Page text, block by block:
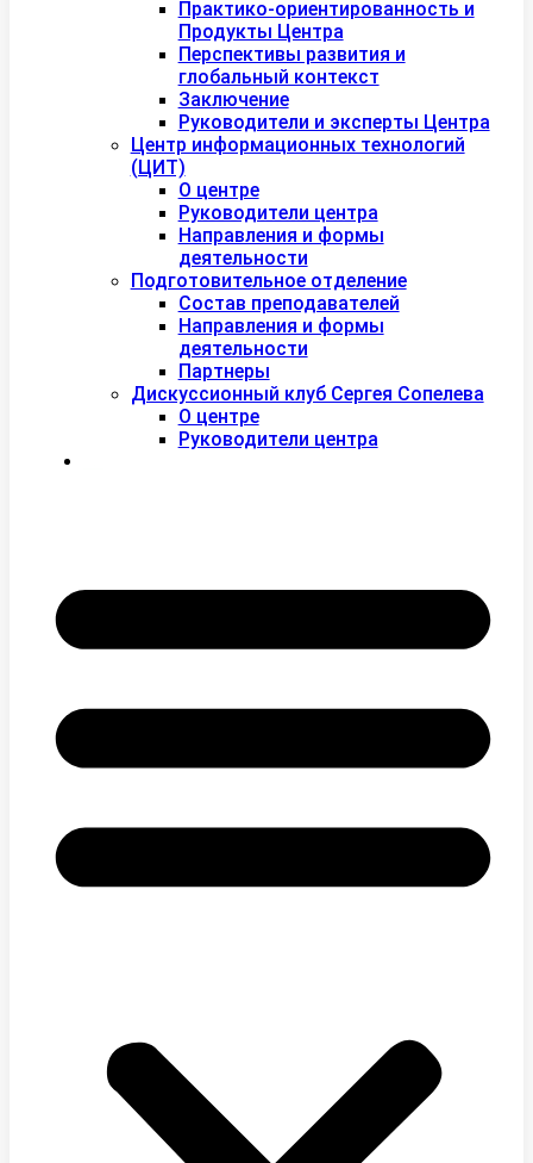
Практико-ориентированность и
Продукты Центра
Перспективы развития и
глобальный контекст
Заключение
Руководители и эксперты Центра
Центр информационных технологий
(ЦИТ)
О центре
Руководители центра
Направления и формы
деятельности
Подготовительное отделение
Состав преподавателей
Направления и формы
деятельности
Партнеры
Дискуссионный клуб Сергея Сопелева
О центре
Руководители центра